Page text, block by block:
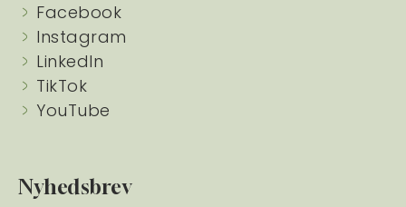
Facebook
Instagram
LinkedIn
TikTok
YouTube
Nyhedsbrev